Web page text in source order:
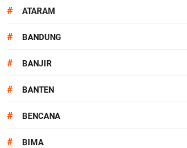
# ATARAM
# BANDUNG
# BANJIR
# BANTEN
# BENCANA
# BIMA